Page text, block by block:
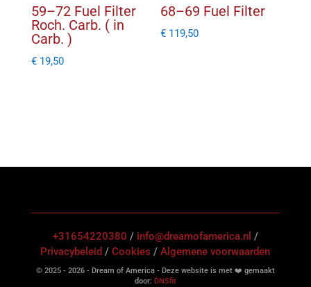
59–72 Fuel Filter
Roch. Carb. ( in
Carb. )
€19,50
68–69 Fuel Filter
€ 119,50
+31654220380 / info@dreamofamerica.nl /
Privacybeleid /Cookies /Algemene voorwaarden
© 2025 - 2026 - Dream of America - Deze website is met ❤️ gemaakt
door: DNSfit